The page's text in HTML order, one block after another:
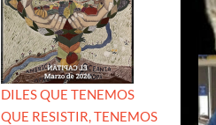
DILES QUE TENEMOS
QUE RESISTIR, TENEMOS